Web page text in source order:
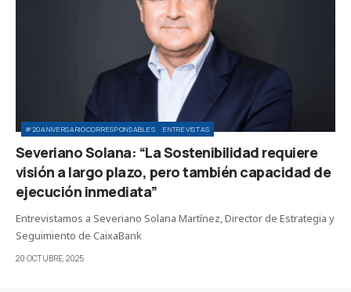
#20ANIVERSARIOCORRESPONSABLES ENTREVISTAS
Severiano Solana: “La Sostenibilidad requiere
visión a largo plazo, pero también capacidad de
ejecución inmediata”
Entrevistamos a Severiano Solana Martínez, Director de Estrategia y
Seguimiento de CaixaBank
20 OCTUBRE, 2025